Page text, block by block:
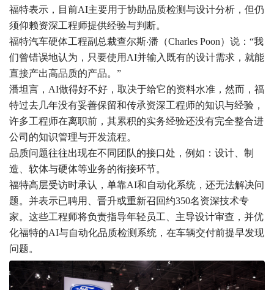
福特表示，目前AI主要用于协助品质检测与设计分析，但仍
须仰赖资深工程师提供经验与判断。
福特汽车硬体工程副总裁查尔斯‧潘（Charles Poon）说：“我
们曾错误地认为，只要使用AI并输入既有的设计需求，就能
直接产出高品质的产品。”
潘坦言，AI做得好不好，取决于给它的资料水准，然而，福
特过去几年没有妥善保留和传承资深工程师的知识与经验，
许多工程师在离职前，其累积的实务经验还没有完全整合进
公司的知识管理与开发流程。
品质问题往往出现在不同团队的接口处，例如：设计、制
造、软体与硬体等业务的衔接环节。
福特高层受访时承认，单靠AI和自动化系统，还无法解决问
题。并表示已聘用、晋升或重新召回约350名资深技术专
家。这些工程师将负责指导年轻员工、主导设计审查，并优
化福特的AI与自动化品质检测系统，在车辆交付前提早发现
问题。